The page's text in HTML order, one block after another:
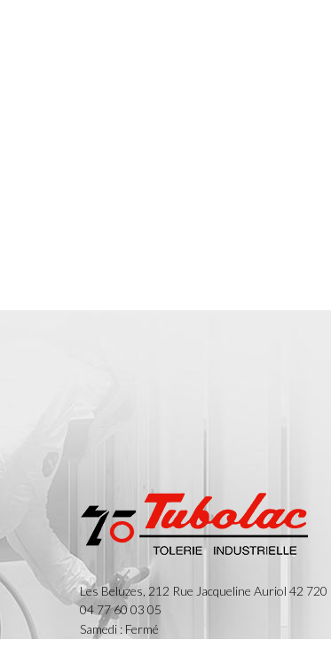
Les Beluzes, 212 Rue Jacqueline Auriol 42 720
04 77 60 03 05
Samedi : Fermé